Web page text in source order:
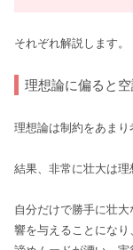
それぞれ解説します。
理想論に偏ると
理想論は制約をあまり
結果、非常に壮大は理
自分だけで勝手に壮
響を与えることにな